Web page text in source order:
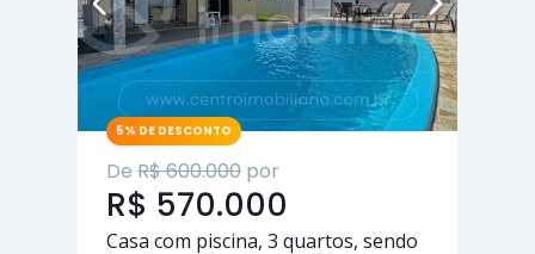
5% DE DESCONTO
De R$ 600.000 por
R$ 570.000
Casa com piscina, 3 quartos, sendo